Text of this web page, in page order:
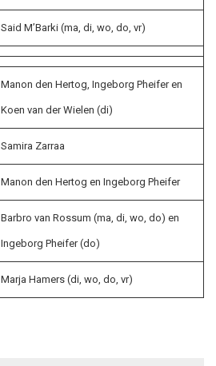
Said M’Barki (ma, di, wo, do, vr)
Manon den Hertog, Ingeborg Pheifer en
Koen van der Wielen (di)
Samira Zarraa
Manon den Hertog en Ingeborg Pheifer
Barbro van Rossum (ma, di, wo, do) en
Ingeborg Pheifer (do)
Marja Hamers (di, wo, do, vr)